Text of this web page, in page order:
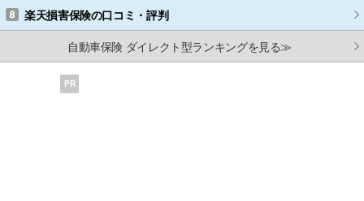
楽天損害保険の口コミ・評判
自動車保険 ダイレクト型ランキングを見る≫
PR